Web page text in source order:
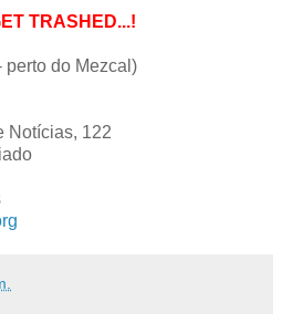
TRASHED...!
perto do Mezcal)
Notícias, 122